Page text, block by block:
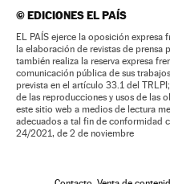
©EDICIONES EL PAÍS
EL PAÍS ejerce la oposición expresa
la elaboración de revistas de prensa
también realiza la reserva expresa
comunicación pública de sus
prevista en el artículo 33.1 del
de las reproducciones y usos de las
este sitio web a medios de lectura
adecuados a tal fin de conformidad
24/2021, de 2 de noviembre